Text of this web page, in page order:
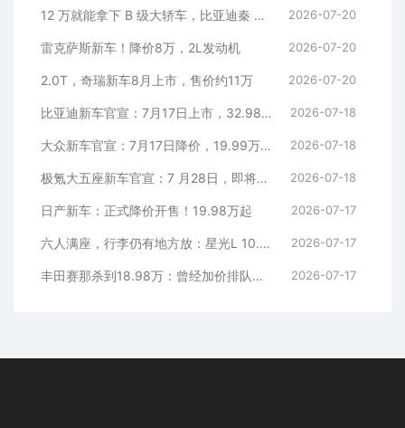
12 万就能拿下 B 级大轿车，比亚迪秦 MAX 直接打乱合资定价逻辑 2026-07-20
雷克萨斯新车！降价8万，2L发动机 2026-07-20
2.0T，奇瑞新车8月上市，售价约11万 2026-07-20
比亚迪新车官宣：7月17日上市，32.98万元 2026-07-18
大众新车官宣：7月17日降价，19.99万元起 2026-07-18
极氪大五座新车官宣：7 月28日，即将上市 2026-07-18
日产新车：正式降价开售！19.98万起 2026-07-17
六人满座，行李仍有地方放：星光L 10.98万元起 2026-07-17
丰田赛那杀到18.98万：曾经加价排队的MPV，这次真把价格打下来了 2026-07-17